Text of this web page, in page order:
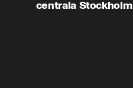
centrala Stockholm